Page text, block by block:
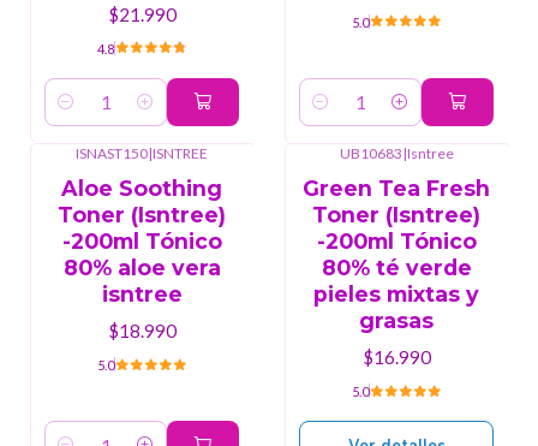
$21.990
4.8
Cantidad
5.0
Cantidad
ISNAST150|ISNTREE
Aloe Soothing
Toner (Isntree)
-200ml Tónico
80% aloe vera
isntree
$18.990
5.0
UB10683|Isntree
Green Tea Fresh
Toner (Isntree)
-200ml Tónico
80% té verde
pieles mixtas y
grasas
$16.990
5.0